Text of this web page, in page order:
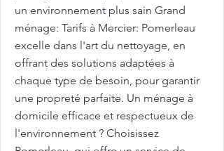
un environnement plus sain Grand
ménage: Tarifs à Mercier: Pomerleau
excelle dans l'art du nettoyage, en
offrant des solutions adaptées à
chaque type de besoin, pour garantir
une propreté parfaite. Un ménage à
domicile efficace et respectueux de
l'environnement ? Choisissez